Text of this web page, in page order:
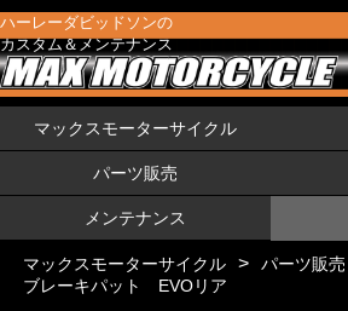
ハーレーダビッドソンの
カスタム＆メンテナンス
マックスモーターサイクル
パーツ販売
メンテナンス
マックスモーターサイクル > パーツ販売
ブレーキパット EVOリア